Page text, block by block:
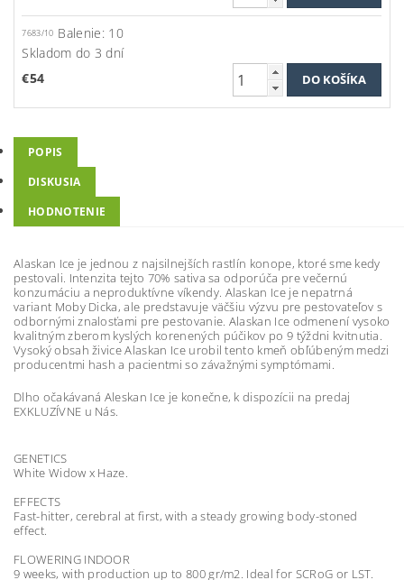
7683/10 Balenie: 10
Skladom do 3 dní
€54
POPIS
DISKUSIA
HODNOTENIE
Alaskan Ice je jednou z najsilnejších rastlín konope, ktoré sme kedy
pestovali. Intenzita tejto 70% sativa sa odporúča pre večernú
konzumáciu a neproduktívne víkendy. Alaskan Ice je nepatrná
variant Moby Dicka, ale predstavuje väčšiu výzvu pre pestovateľov s
odbornými znalosťami pre pestovanie. Alaskan Ice odmenení vysoko
kvalitným zberom kyslých korenených púčikov po 9 týždni kvitnutia.
Vysoký obsah živice Alaskan Ice urobil tento kmeň obľúbeným medzi
producentmi hash a pacientmi so závažnými symptómami.
Dlho očakávaná Aleskan Ice je konečne, k dispozícii na predaj
EXKLUZÍVNE u Nás.
GENETICS
White Widow x Haze.
EFFECTS
Fast-hitter, cerebral at first, with a steady growing body-stoned
effect.
FLOWERING INDOOR
9 weeks, with production up to 800 gr/m2. Ideal for SCRoG or LST.